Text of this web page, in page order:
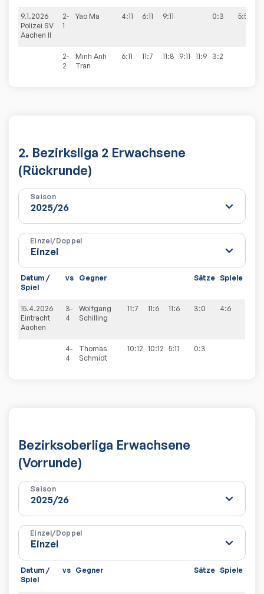
9.1.2026
Polizei SV
Aachen II
2-
1
Yao Ma 4:11 6:11 9:11 0:3 5:5
2-
2
Minh Anh
Tran
6:11 11:7 11:8 9:11 11:9 3:2
2. Bezirksliga 2 Erwachsene
(Rückrunde)
Saison
Einzel/Doppel
Datum /
Spiel
vs Gegner Sätze Spiele
15.4.2026
Eintracht
Aachen
3-
4
Wolfgang
Schilling
11:7 11:6 11:6 3:0 4:6
4-
4
Thomas
Schmidt
10:12 10:12 5:11 0:3
Bezirksoberliga Erwachsene
(Vorrunde)
Saison
Einzel/Doppel
Datum /
Spiel
vs Gegner Sätze Spiele